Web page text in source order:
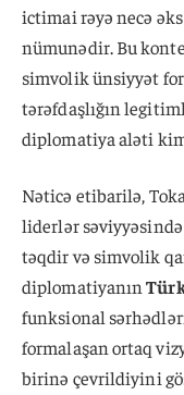
ictimai rəyə necə
nümunədir. Bu
simvolik ünsiyyət
tərəfdaşlığın
diplomatiya aləti
Nəticə etibarilə,
liderlər
təqdir və simvolik
diplomatiyanın
funksional sərhədləri
formalaşan ortaq
birinə çevrildiyini